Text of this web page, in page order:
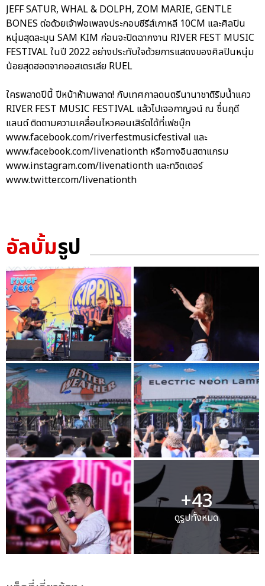
JEFF SATUR, WHAL & DOLPH, ZOM MARIE, GENTLE
BONES ต่อด้วยเจ้าพ่อเพลงประกอบซีรีส์เกาหลี 10CM และศิลปิน
หนุ่มสุดละมุน SAM KIM ก่อนจะปิดฉากงาน RIVER FEST MUSIC
FESTIVAL ในปี 2022 อย่างประทับใจด้วยการแสดงของศิลปินหนุ่ม
น้อยสุดฮอตจากออสเตรเลีย RUEL
ใครพลาดปีนี้ ปีหน้าห้ามพลาด! กับเทศกาลดนตรีนานาชาติริมน้ำแคว
RIVER FEST MUSIC FESTIVAL แล้วไปเจอกาญจน์ ณ ชื่นฤดี
แลนด์ ติดตามความเคลื่อนไหวคอนเสิร์ตได้ที่เฟซบุ๊ก
www.facebook.com/riverfestmusicfestival และ
www.facebook.com/livenationth หรือทางอินสตาแกรม
www.instagram.com/livenationth และทวิตเตอร์
www.twitter.com/livenationth
อัลบั้มรูป
+43
ดูรูปทั้งหมด